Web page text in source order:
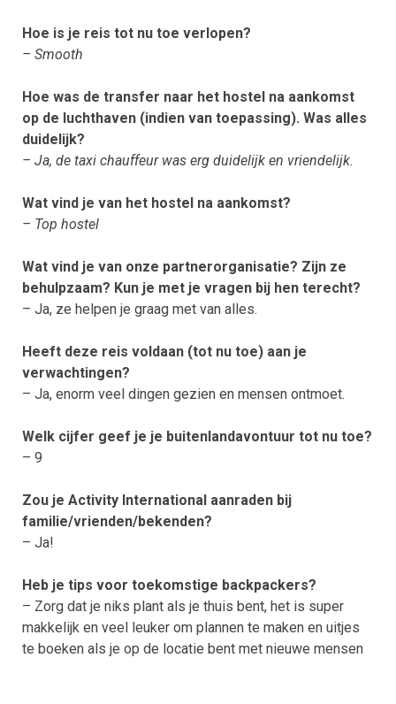
Hoe is je reis tot nu toe verlopen?
– Smooth
Hoe was de transfer naar het hostel na aankomst
op de luchthaven (indien van toepassing). Was alles
duidelijk?
– Ja, de taxi chauffeur was erg duidelijk en vriendelijk.
Wat vind je van het hostel na aankomst?
– Top hostel
Wat vind je van onze partnerorganisatie? Zijn ze
behulpzaam? Kun je met je vragen bij hen terecht?
– Ja, ze helpen je graag met van alles.
Heeft deze reis voldaan (tot nu toe) aan je
verwachtingen?
– Ja, enorm veel dingen gezien en mensen ontmoet.
Welk cijfer geef je je buitenlandavontuur tot nu toe?
– 9
Zou je Activity International aanraden bij
familie/vrienden/bekenden?
– Ja!
Heb je tips voor toekomstige backpackers?
– Zorg dat je niks plant als je thuis bent, het is super
makkelijk en veel leuker om plannen te maken en uitjes
te boeken als je op de locatie bent met nieuwe mensen